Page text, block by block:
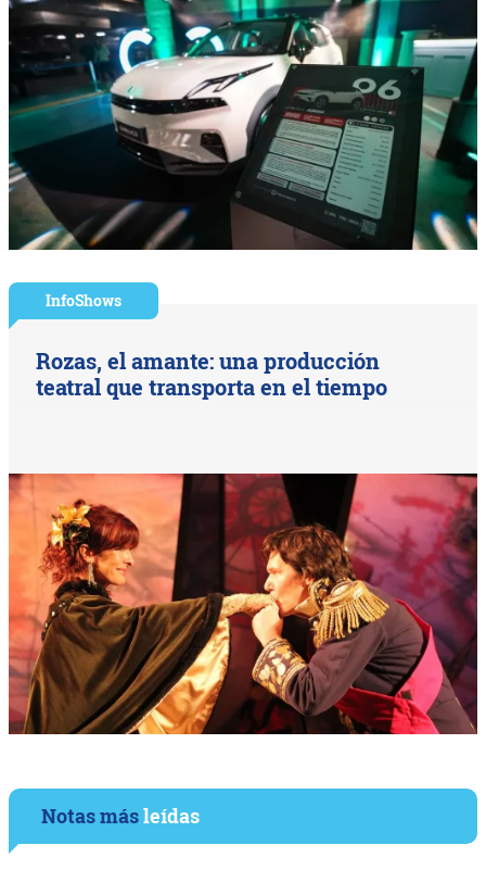
InfoShows
Rozas, el amante: una producción
teatral que transporta en el tiempo
Notas másleídas